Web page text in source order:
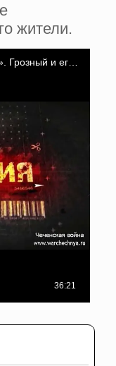
жители.